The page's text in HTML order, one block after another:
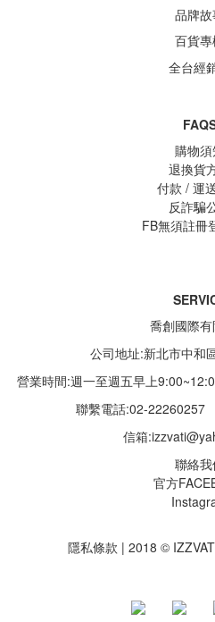
品牌
百貨
全台經
購物須
退換貨
付款 / 運
反詐騙
FB無須註冊
喬創國際有
公司地址:新北市中和
營業時間:週一至週五早上
聯繫電話:02-22260257
信箱:
聯絡我
官方
隱私條款 | 2018 ©